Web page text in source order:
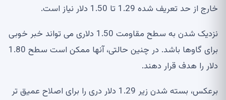
خارج از حد تعریف شده 1.29 تا 1.50 دلار نیاز است.
نزدیک شدن به سطح مقاومت 1.50 دلاری می تواند خبر خوبی
برای گاوها باشد. در چنین حالتی، آنها ممکن است سطح 1.80
دلار را هدف قرار دهند.
برعکس، بسته شدن زیر 1.29 دلار دری را برای اصلاح عمیق تر